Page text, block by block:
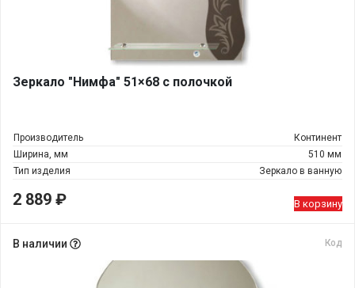
Зеркало "Нимфа" 51×68 с полочкой
Производитель
Континент
Ширина, мм
510 мм
Тип изделия
Зеркало в ванную
2 889 ₽ В корзину
В наличии Код